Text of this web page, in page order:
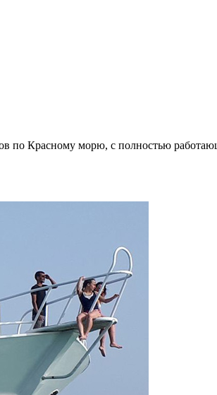
по Красному морю, с полностью